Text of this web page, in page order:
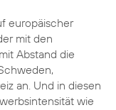
europäischer
mit den
Abstand die
an. Und in diesen
wie